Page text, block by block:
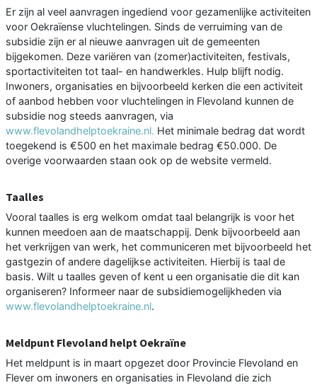
Er zijn al veel aanvragen ingediend voor gezamenlijke activiteiten
voor Oekraïense vluchtelingen. Sinds de verruiming van de
subsidie zijn er al nieuwe aanvragen uit de gemeenten
bijgekomen. Deze variëren van (zomer)activiteiten, festivals,
sportactiviteiten tot taal- en handwerkles. Hulp blijft nodig.
Inwoners, organisaties en bijvoorbeeld kerken die een activiteit
of aanbod hebben voor vluchtelingen in Flevoland kunnen de
subsidie nog steeds aanvragen, via
www.flevolandhelptoekraine.nl. Het minimale bedrag dat wordt
toegekend is €500 en het maximale bedrag €50.000. De
overige voorwaarden staan ook op de website vermeld.
Taalles
Vooral taalles is erg welkom omdat taal belangrijk is voor het
kunnen meedoen aan de maatschappij. Denk bijvoorbeeld aan
het verkrijgen van werk, het communiceren met bijvoorbeeld het
gastgezin of andere dagelijkse activiteiten. Hierbij is taal de
basis. Wilt u taalles geven of kent u een organisatie die dit kan
organiseren? Informeer naar de subsidiemogelijkheden via
www.flevolandhelptoekraine.nl.
Meldpunt Flevoland helpt Oekraïne
Het meldpunt is in maart opgezet door Provincie Flevoland en
Flever om inwoners en organisaties in Flevoland die zich